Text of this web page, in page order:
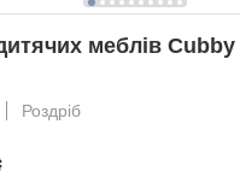
меблів
Роздріб